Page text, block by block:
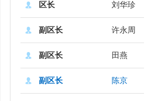
刘华珍
区长
许永周
副区长
田燕
副区长
陈京
副区长